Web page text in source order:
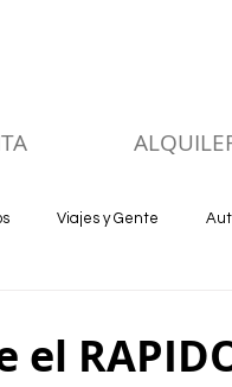
Viajes y Gente
el